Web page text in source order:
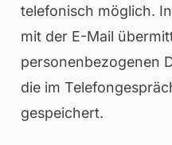
telefonisch möglich.
mit der E-Mail
personenbezogenen
die im
gespeichert.